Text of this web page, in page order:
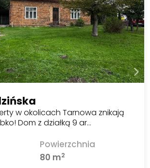
w okolicach Tarnowa znikają
Dom z działką 9 ar…
Powierzchnia
80 m2